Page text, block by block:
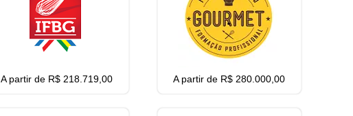
A partir de R$ 218.719,00 A partir de R$ 280.000,00